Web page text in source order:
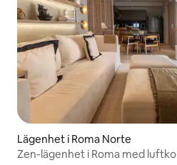
Lägenhet i Roma Norte
Zen-lägenhet i Roma med